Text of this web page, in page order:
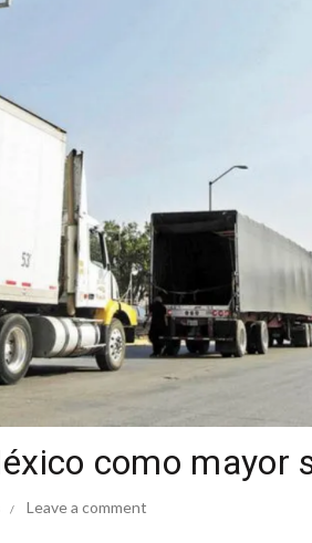
como mayor
Leave a comment